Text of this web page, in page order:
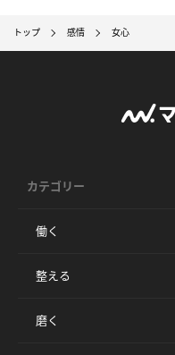
トップ 感情 女心
カテゴリー
働く
整える
磨く